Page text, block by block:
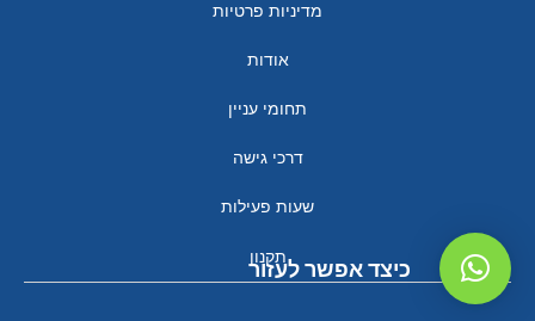
מדיניות פרטיות
אודות
תחומי עניין
דרכי גישה
שעות פעילות
תקנון
כיצד אפשר לעזור